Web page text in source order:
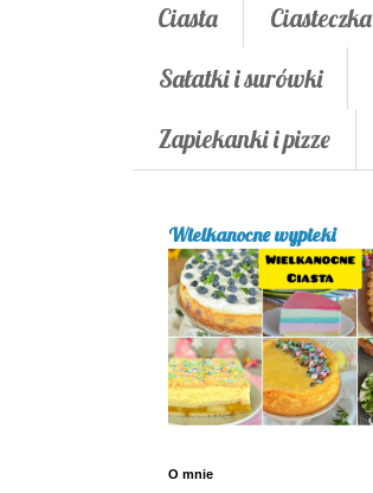
Ciasta Ciasteczka
Sałatki i surówki
Zapiekanki i pizze
Wielkanocne wypieki
O mnie